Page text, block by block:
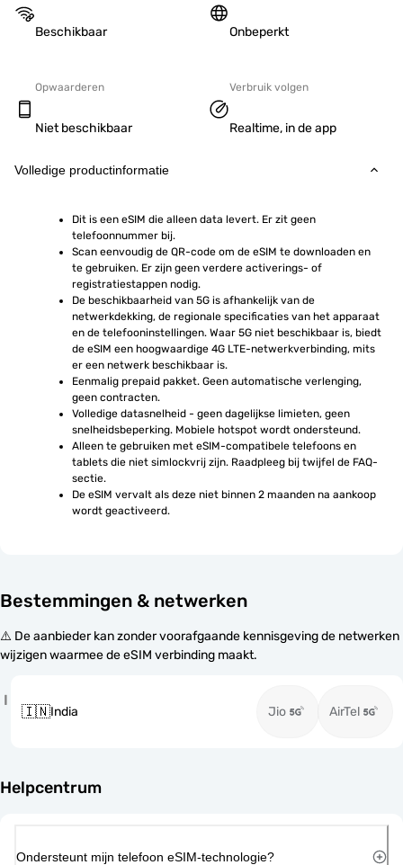
Beschikbaar Onbeperkt
Opwaarderen
Niet beschikbaar
Verbruik volgen
Realtime, in de app
Volledige productinformatie
Dit is een eSIM die alleen data levert. Er zit geen
telefoonnummer bij.
Scan eenvoudig de QR-code om de eSIM te downloaden en
te gebruiken. Er zijn geen verdere activerings- of
registratiestappen nodig.
De beschikbaarheid van 5G is afhankelijk van de
netwerkdekking, de regionale specificaties van het apparaat
en de telefooninstellingen. Waar 5G niet beschikbaar is, biedt
de eSIM een hoogwaardige 4G LTE-netwerkverbinding, mits
er een netwerk beschikbaar is.
Eenmalig prepaid pakket. Geen automatische verlenging,
geen contracten.
Volledige datasnelheid - geen dagelijkse limieten, geen
snelheidsbeperking. Mobiele hotspot wordt ondersteund.
Alleen te gebruiken met eSIM-compatibele telefoons en
tablets die niet simlockvrij zijn. Raadpleeg bij twijfel de FAQ-
sectie.
De eSIM vervalt als deze niet binnen 2 maanden na aankoop
wordt geactiveerd.
Bestemmingen & netwerken
⚠️ De aanbieder kan zonder voorafgaande kennisgeving de netwerken
wijzigen waarmee de eSIM verbinding maakt.
I
🇮🇳India Jio AirTel
Helpcentrum
Ondersteunt mijn telefoon eSIM-technologie?